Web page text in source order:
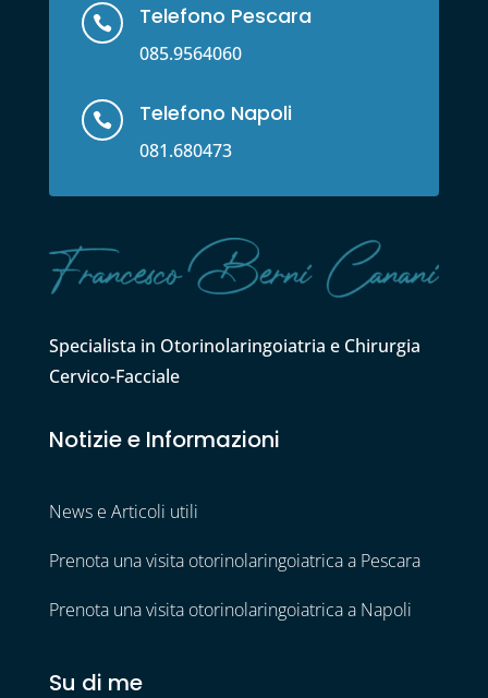
 Telefono Pescara
085.9564060
 Telefono Napoli
081.680473
Specialista in Otorinolaringoiatria e Chirurgia
Cervico-Facciale
Notizie e Informazioni
News e Articoli utili
Prenota una visita otorinolaringoiatrica a Pescara
Prenota una visita otorinolaringoiatrica a Napoli
Su di me